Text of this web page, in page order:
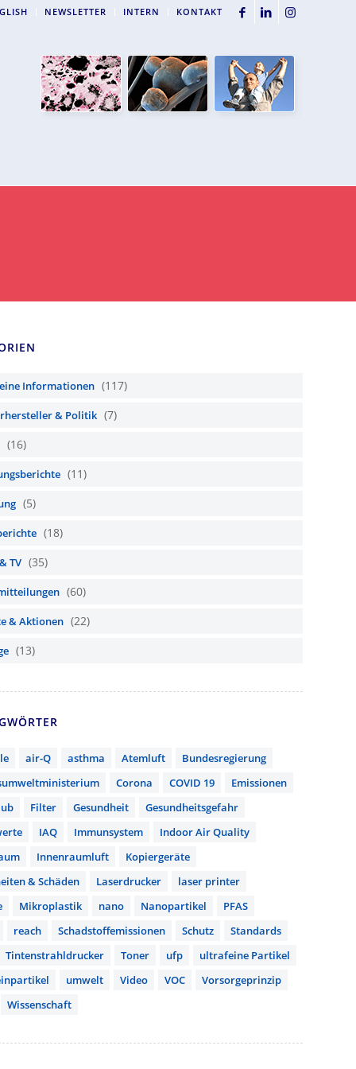
NEWSLETTER INTERN KONTAKT
Informationen (117)
& Politik (7)
(16)
(11)
(5)
(18)
TV (35)
(60)
& Aktionen (22)
(13)
air-Q asthma Atemluft
Bundesregierung
Corona COVID 19
Emissionen
Filter Gesundheit
Gesundheitsgefahr
IAQ Immunsystem
Indoor Air Quality
Innenraumluft
Kopiergeräte
& Schäden
Laserdrucker
laser printer
Mikroplastik nano Nanopartikel
PFAS
reach
Schadstoffemissionen Schutz
Standards
Tintenstrahldrucker
Toner ufp
ultrafeine Partikel
umwelt Video VOC
Vorsorgeprinzip
Wissenschaft